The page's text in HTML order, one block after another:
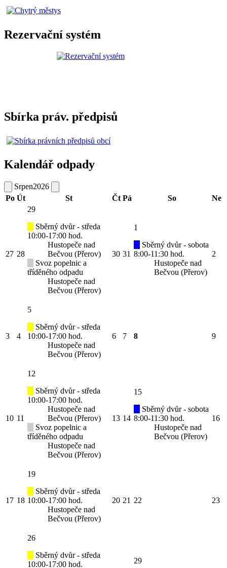
Rezervační systém
Sbírka práv. předpisů
Kalendář odpady
Srpen2026
Po Út St Čt Pá So Ne
27 28
29
Sběrný dvůr - středa
10:00-17:00 hod.
Hustopeče nad
Bečvou (Přerov)
Svoz popelnic a
tříděného odpadu
Hustopeče nad
Bečvou (Přerov)
30 31
1
Sběrný dvůr - sobota
8:00-11:30 hod.
Hustopeče nad
Bečvou (Přerov)
2
3 4
5
Sběrný dvůr - středa
10:00-17:00 hod.
Hustopeče nad
Bečvou (Přerov)
6 7 8 9
10 11
12
Sběrný dvůr - středa
10:00-17:00 hod.
Hustopeče nad
Bečvou (Přerov)
Svoz popelnic a
tříděného odpadu
Hustopeče nad
Bečvou (Přerov)
13 14
15
Sběrný dvůr - sobota
8:00-11:30 hod.
Hustopeče nad
Bečvou (Přerov)
16
17 18
19
Sběrný dvůr - středa
10:00-17:00 hod.
Hustopeče nad
Bečvou (Přerov)
20 21 22 23
26
Sběrný dvůr - středa
10:00-17:00 hod.
29